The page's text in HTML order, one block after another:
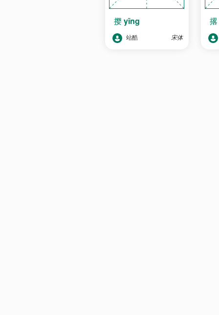
撄yīng
站酷 宋体
撂